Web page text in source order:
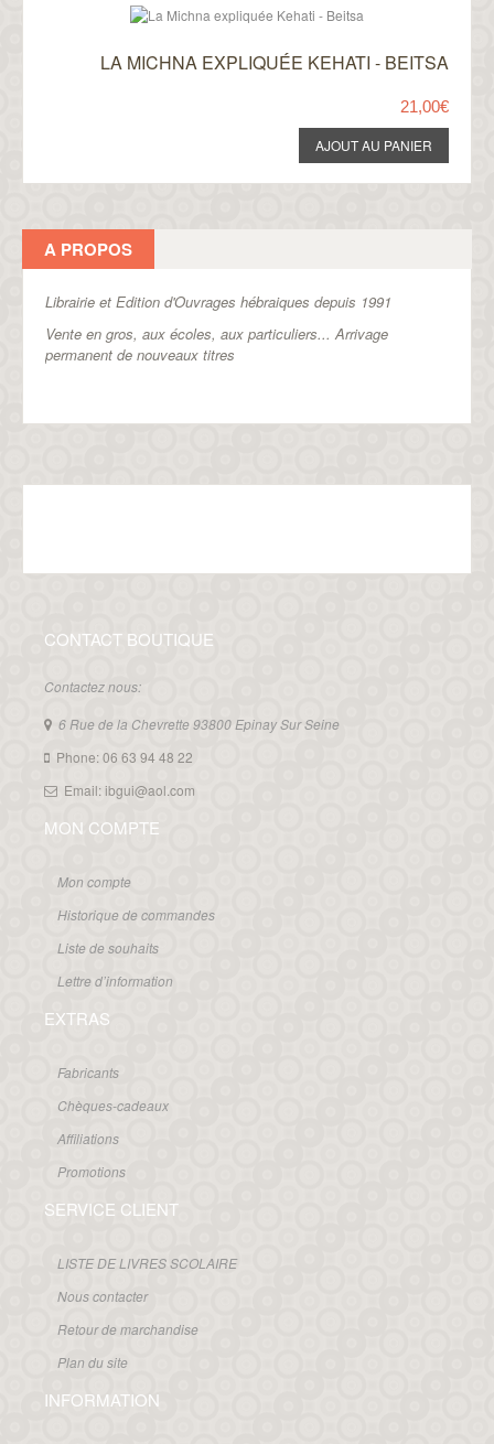
LA MICHNA EXPLIQUÉE KEHATI - BEITSA
21,00€
A PROPOS
Librairie et Edition d'Ouvrages hébraiques depuis 1991
Vente en gros, aux écoles, aux particuliers...Arrivage
permanent de nouveaux titres
CONTACT BOUTIQUE
Contactez nous:
6 Rue de la Chevrette 93800 Epinay Sur Seine
Phone: 06 63 94 48 22
Email: ibgui@aol.com
MON COMPTE
Mon compte
Historique de commandes
Liste de souhaits
Lettre d’information
EXTRAS
Fabricants
Chèques-cadeaux
Affiliations
Promotions
SERVICE CLIENT
LISTE DE LIVRES SCOLAIRE
Nous contacter
Retour de marchandise
Plan du site
INFORMATION